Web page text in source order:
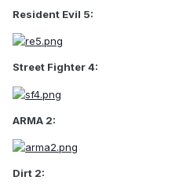
Resident Evil 5:
Street Fighter 4:
ARMA 2:
Dirt 2: